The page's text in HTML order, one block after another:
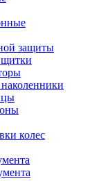
защиты
колес